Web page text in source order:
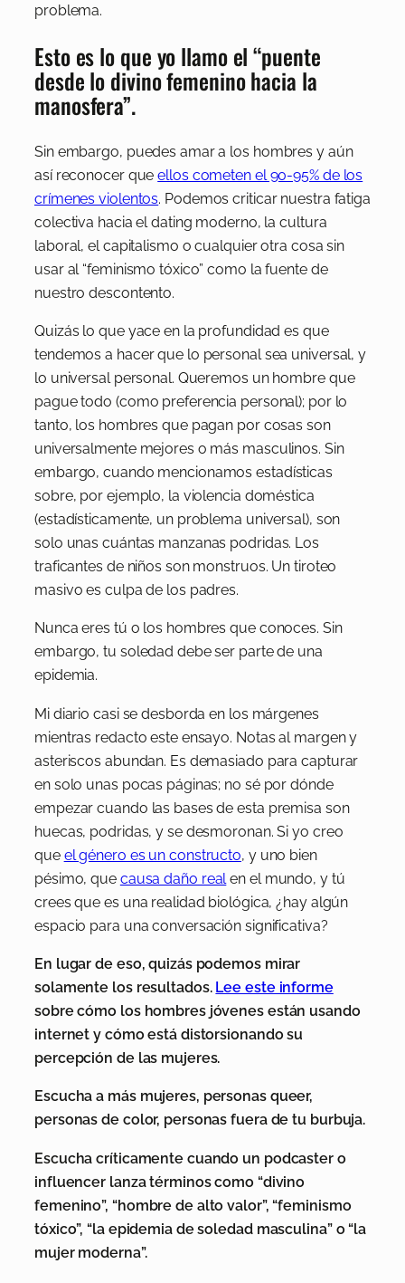
problema.
Esto es lo que yo llamo el “puente
desde lo divino femenino hacia la
manosfera”.
Sin embargo, puedes amar a los hombres y aún
así reconocer queellos cometen el 90-95% de los
crímenes violentos. Podemos criticar nuestra fatiga
colectiva hacia el dating moderno, la cultura
laboral, el capitalismo o cualquier otra cosa sin
usar al “feminismo tóxico” como la fuente de
nuestro descontento.
Quizás lo que yace en la profundidad es que
tendemos a hacer que lo personal sea universal, y
lo universal personal. Queremos un hombre que
pague todo (como preferencia personal); por lo
tanto, los hombres que pagan por cosas son
universalmente mejores o más masculinos. Sin
embargo, cuando mencionamos estadísticas
sobre, por ejemplo, la violencia doméstica
(estadísticamente, un problema universal), son
solo unas cuántas manzanas podridas. Los
traficantes de niños son monstruos. Un tiroteo
masivo es culpa de los padres.
Nunca eres tú o los hombres que conoces. Sin
embargo, tu soledad debe ser parte de una
epidemia.
Mi diario casi se desborda en los márgenes
mientras redacto este ensayo. Notas al margen y
asteriscos abundan. Es demasiado para capturar
en solo unas pocas páginas; no sé por dónde
empezar cuando las bases de esta premisa son
huecas, podridas, y se desmoronan. Si yo creo
que el género es un constructo, y uno bien
pésimo, que causa daño real en el mundo, y tú
crees que es una realidad biológica, ¿hay algún
espacio para una conversación significativa?
En lugar de eso, quizás podemos mirar
solamente los resultados. Lee este informe
sobre cómo los hombres jóvenes están usando
internet y cómo está distorsionando su
percepción de las mujeres.
Escucha a más mujeres, personas queer,
personas de color, personas fuera de tu burbuja.
Escucha críticamente cuando un podcaster o
influencer lanza términos como “divino
femenino”, “hombre de alto valor”, “feminismo
tóxico”, “la epidemia de soledad masculina” o “la
mujer moderna”.